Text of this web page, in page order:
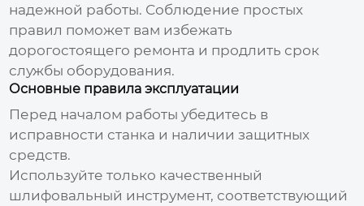
надежной работы. Соблюдение простых
правил поможет вам избежать
дорогостоящего ремонта и продлить срок
службы оборудования.
Основные правила эксплуатации
Перед началом работы убедитесь в
исправности станка и наличии защитных
средств.
Используйте только качественный
шлифовальный инструмент, соответствующий